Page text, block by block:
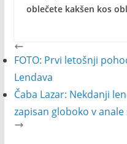
oblečete kakšen kos
FOTO: Prvi letošnji
Lendava
Čaba Lazar: Nekdanji
zapisan globoko v